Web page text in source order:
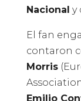
Nacional y
El fan
contaron
Morris
Emilio